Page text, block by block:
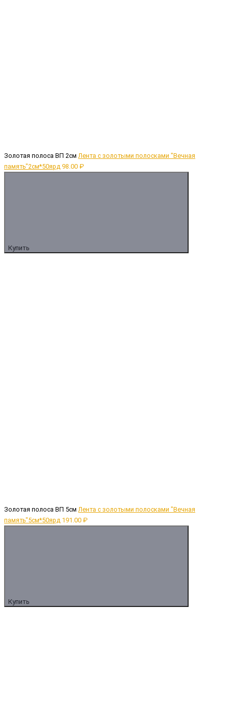
Золотая полоса ВП 2см Лента с золотыми полосками "Вечная
память"2см*50ярд 98.00 ₽
Купить
Золотая полоса ВП 5см Лента с золотыми полосками "Вечная
память"5см*50ярд 191.00 ₽
Купить